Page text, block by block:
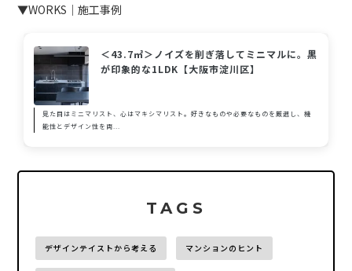
▼WORKS｜施工事例
＜43.7㎡＞ノイズを削ぎ落してミニマルに。黒
が印象的な1LDK【大阪市淀川区】
見た目はミニマリスト、心はマキシマリスト。好きなものや必要なものを厳選し、機
能性とデザイン性を両...
TAGS
デザインテイストから考える マンションのヒント